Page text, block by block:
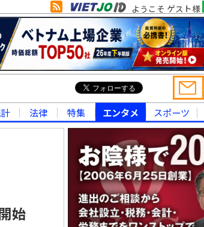
ようこそ ゲスト様
法律 特集 エンタメ スポーツ
始